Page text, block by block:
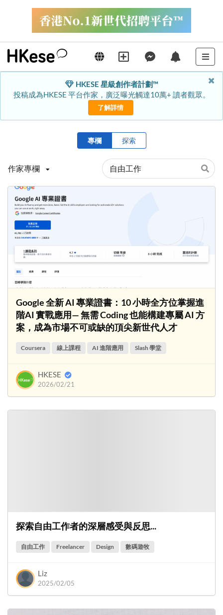
HKESE 星級創作者計劃™
投稿成為HKESE 平台作家，廣泛曝光觸達10萬+ 讀者觀眾。
了解詳情
專欄 探索
作家專欄
Google 全新 AI 專業證書：10 小時全方位掌握進
階AI 實戰應用— 無需 Coding 也能構建專屬 AI 方
案，成為市場不可或缺的頂尖新世代人才
Coursera 線上課程 AI 進階應用 Slash 學堂
HKESE
2026/02/21
探索自由工作者的深層感受與反思...
自由工作 Freelancer Design 數碼遊牧
Liz
2025/02/05